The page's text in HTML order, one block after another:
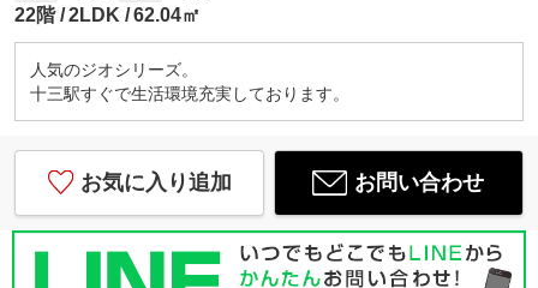
22階 2LDK 62.04㎡
人気のジオシリーズ。
十三駅すぐで生活環境充実しております。
お気に入り追加 お問い合わせ